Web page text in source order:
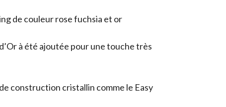
de couleur rose fuchsia et or
à été ajoutée pour une touche très
construction cristallin comme le Easy